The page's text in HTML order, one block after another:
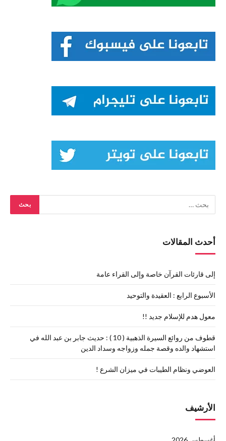
أحدث المقالات
إلى قارئات القرآن خاصة وإلى القراء عامة
الأسبوع الرابع : العقيدة والتوحيد
معول هدم للإسلام جديد !!
قطوف من روائع السيرة الذهبية ( 10 ) : حديث جابر بن عبد الله في
استشهاد والده وقصة جمله وزواجه وسداد الدين
العوضي ونظام الطيبات في ميزان الشرع !
الأرشيف